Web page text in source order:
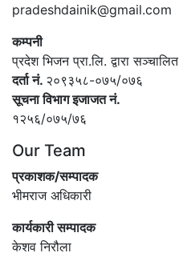
pradeshdainik@gmail.com
कम्पनी
प्रदेश भिजन प्रा.लि. द्वारा सञ्‍चालित
दर्ता नं. २०९३५८-०७५/०७६
सूचना विभाग इजाजत नं.
१२५६/०७५/७६
Our Team
प्रकाशक/सम्पादक
भीमराज अधिकारी
कार्यकारी सम्पादक
केशव निरौला